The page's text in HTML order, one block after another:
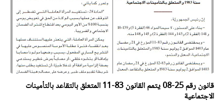
قانون رقم 25-08 يتمم القانون 83-11 المتعلق بالتقاعد بالتأمينات
الاجتماعية